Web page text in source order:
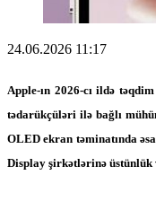
24.06.2026 11:17
Apple-ın 2026-cı ildə
tədarükçüləri ilə bağlı
OLED ekran təminatında
Display şirkətlərinə üstünlük